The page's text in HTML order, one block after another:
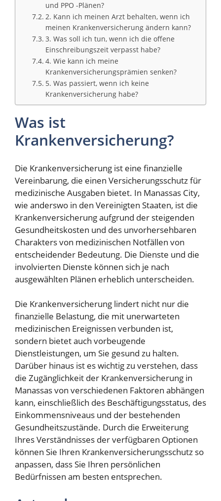
und PPO -Plänen?
2. Kann ich meinen Arzt behalten, wenn ich
meinen Krankenversicherung ändern kann?
3. Was soll ich tun, wenn ich die offene
Einschreibungszeit verpasst habe?
4. Wie kann ich meine
Krankenversicherungsprämien senken?
5. Was passiert, wenn ich keine
Krankenversicherung habe?
Was ist
Krankenversicherung?
Die Krankenversicherung ist eine finanzielle
Vereinbarung, die einen Versicherungsschutz für
medizinische Ausgaben bietet. In Manassas City,
wie anderswo in den Vereinigten Staaten, ist die
Krankenversicherung aufgrund der steigenden
Gesundheitskosten und des unvorhersehbaren
Charakters von medizinischen Notfällen von
entscheidender Bedeutung. Die Dienste und die
involvierten Dienste können sich je nach
ausgewählten Plänen erheblich unterscheiden.
Die Krankenversicherung lindert nicht nur die
finanzielle Belastung, die mit unerwarteten
medizinischen Ereignissen verbunden ist,
sondern bietet auch vorbeugende
Dienstleistungen, um Sie gesund zu halten.
Darüber hinaus ist es wichtig zu verstehen, dass
die Zugänglichkeit der Krankenversicherung in
Manassas von verschiedenen Faktoren abhängen
kann, einschließlich des Beschäftigungsstatus, des
Einkommensniveaus und der bestehenden
Gesundheitszustände. Durch die Erweiterung
Ihres Verständnisses der verfügbaren Optionen
können Sie Ihren Krankenversicherungsschutz so
anpassen, dass Sie Ihren persönlichen
Bedürfnissen am besten entsprechen.